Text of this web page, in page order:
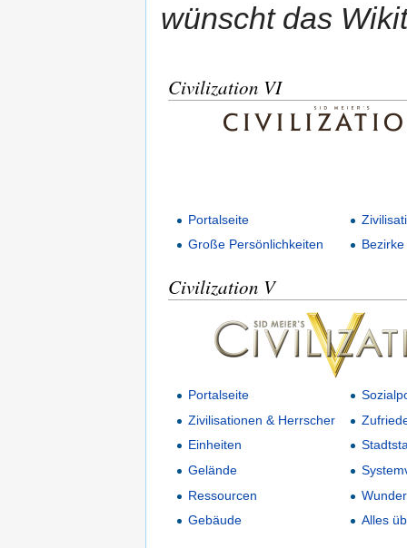
wünscht das
Civilization VI
Portalseite
Große Persönlichkeiten
Bezirke
Civilization V
Portalseite
Zivilisationen & Herrscher
Einheiten
Gelände
Ressourcen
Wunder
Gebäude
Alles